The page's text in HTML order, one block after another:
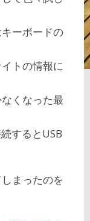
ーボードの
トの情報に
くなった最
するとUSB
まったのを